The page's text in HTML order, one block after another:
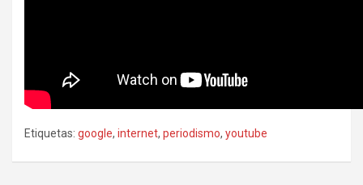
Etiquetas: google, internet, periodismo, youtube